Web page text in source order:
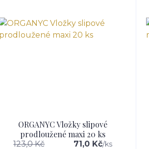
ORGANYC Vložky slipové
prodloužené maxi 20 ks
123,0 Kč 71,0 Kč/ks